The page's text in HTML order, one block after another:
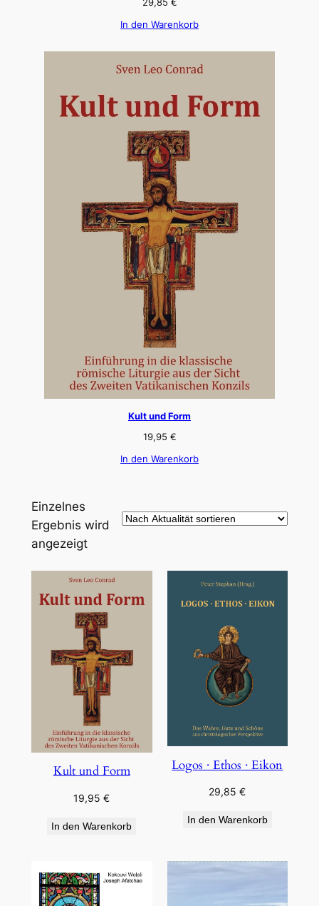
29,85 €
In den Warenkorb
Kult und Form
19,95 €
In den Warenkorb
Einzelnes
Ergebnis wird
angezeigt
Kult und Form
19,95€
In den Warenkorb
Logos · Ethos · Eikon
29,85€
In den Warenkorb